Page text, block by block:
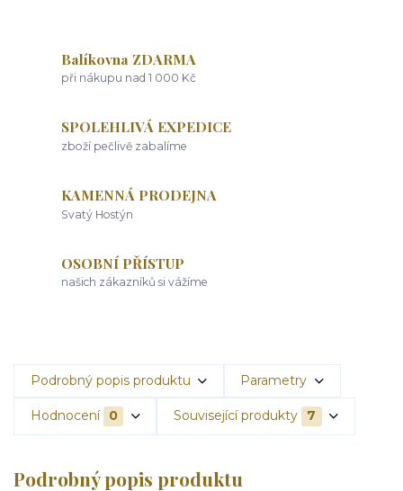
Balíkovna ZDARMA
při nákupu nad 1 000 Kč
SPOLEHLIVÁ EXPEDICE
zboží pečlivě zabalíme
KAMENNÁ PRODEJNA
Svatý Hostýn
OSOBNÍ PŘÍSTUP
našich zákazníků si vážíme
Podrobný popis produktu Parametry
Hodnocení 0 Související produkty 7
Podrobný popis produktu